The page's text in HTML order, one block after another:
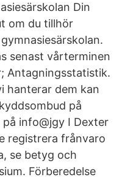
Din
om du tillhör
senast vårterminen
Antagningsstatistik.
hanterar dem kan
på
info@jgy I Dexter
registrera frånvaro
se betyg och
Förberedelse